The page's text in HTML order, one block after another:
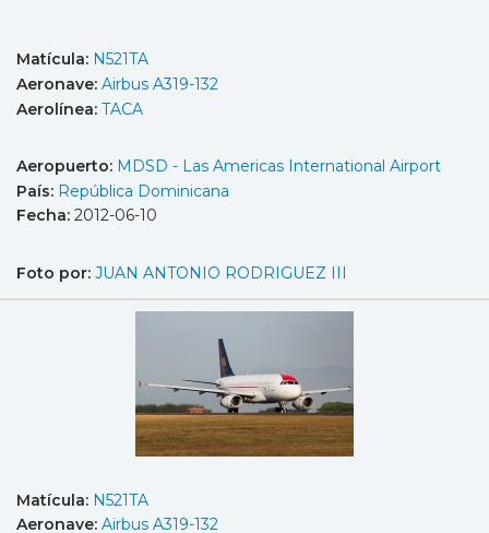
Matícula: N521TA
Aeronave: Airbus A319-132
Aerolínea: TACA
Aeropuerto: MDSD - Las Americas International Airport
País: República Dominicana
Fecha: 2012-06-10
Foto por: JUAN ANTONIO RODRIGUEZ III
Matícula: N521TA
Aeronave: Airbus A319-132